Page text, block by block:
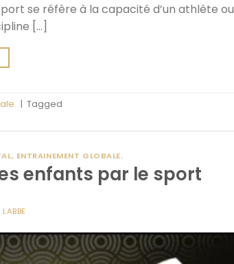
se réfère à la capacité d’un athlète ou
[…]
| Tagged
ENTRAINEMENT GLOBALE.
enfants par le sport